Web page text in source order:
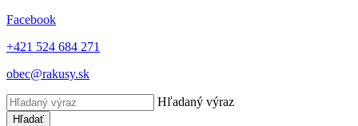
Facebook
+421 524 684 271
obec@rakusy.sk
Hľadaný výraz
Hľadať